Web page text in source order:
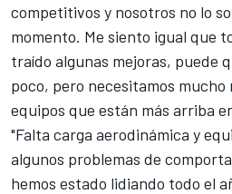
competitivos y nosotros no lo
momento. Me siento igual que
traído algunas mejoras, puede
poco, pero necesitamos mucho
equipos que están más arriba
"Falta carga aerodinámica y
algunos problemas de
hemos estado lidiando todo el